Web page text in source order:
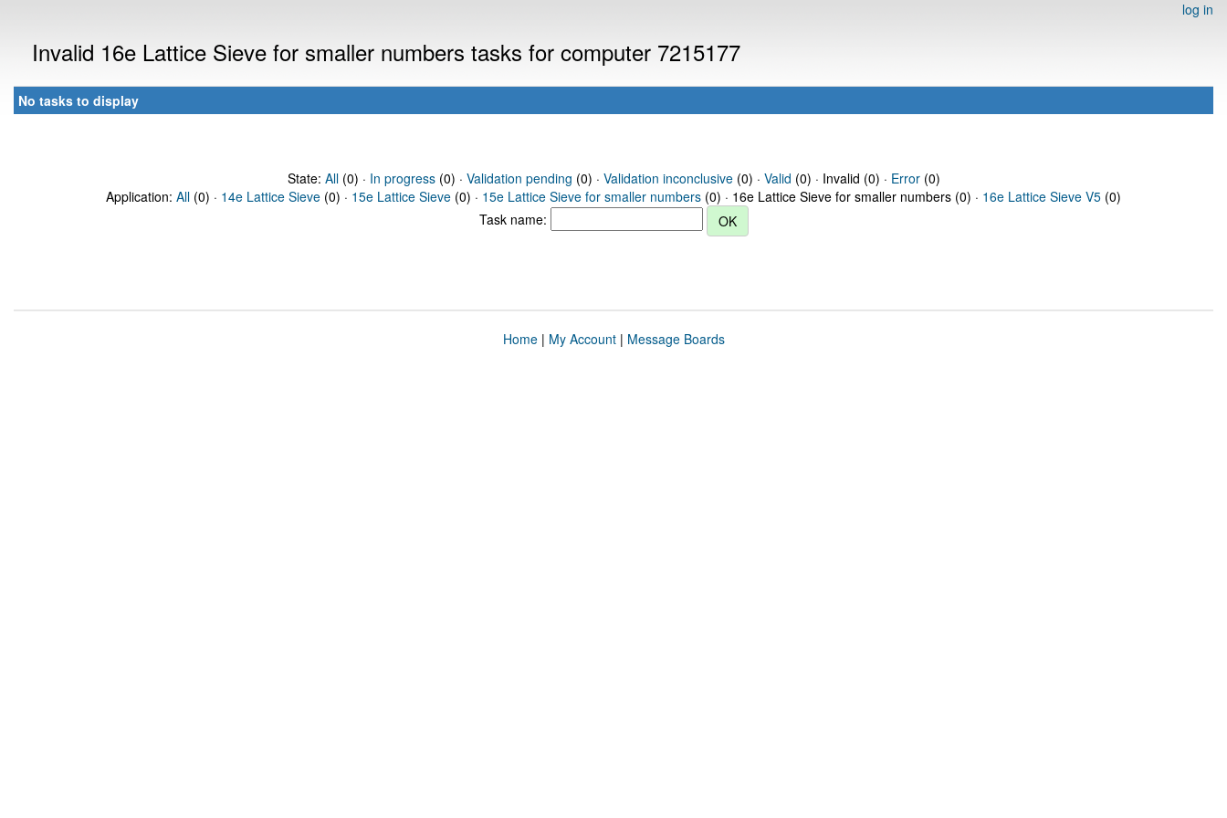
log in
Invalid 16e Lattice Sieve for smaller numbers tasks for computer 7215177
No tasks to display
State: All(0) · In progress(0) · Validation pending (0) · Validation inconclusive(0) · Valid (0) · Invalid (0) · Error(0)
Application: All (0) · 14e Lattice Sieve (0) · 15e Lattice Sieve (0) · 15e Lattice Sieve for smaller numbers (0) · 16e Lattice Sieve for smaller numbers (0) · 16e Lattice Sieve V5 (0)
Task name:
Home| My Account| Message Boards